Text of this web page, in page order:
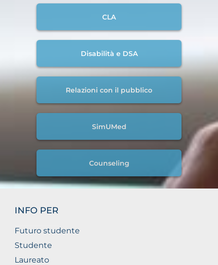
CLA
Disabilità e DSA
Relazioni con il pubblico
SimUMed
Counseling
INFO PER
Futuro studente
Studente
Laureato